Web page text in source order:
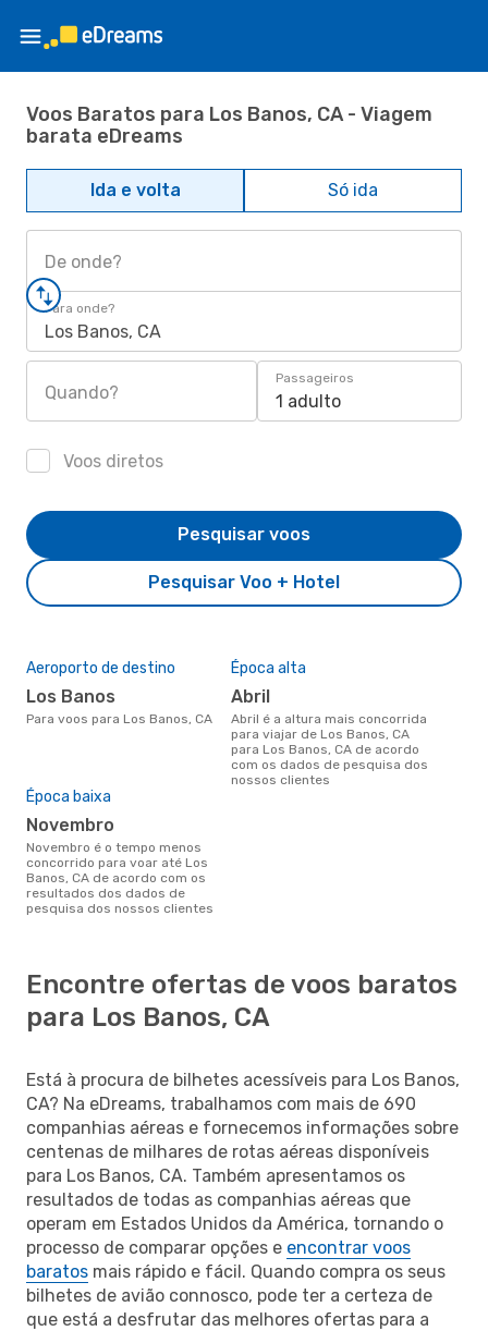
Voos Baratos para Los Banos, CA - Viagem
barata eDreams
Ida e volta Só ida
De onde?
Para onde?
Los Banos, CA
Quando?
Passageiros
1 adulto
Voos diretos
Pesquisar Voo + Hotel
Pesquisar voos
Aeroporto de destino
Los Banos
Para voos para Los Banos, CA
Época alta
abril
abril é a altura mais concorrida
para viajar de Los Banos, CA
para Los Banos, CA de acordo
com os dados de pesquisa dos
nossos clientes
Época baixa
novembro
novembro é o tempo menos
concorrido para voar até Los
Banos, CA de acordo com os
resultados dos dados de
pesquisa dos nossos clientes
Encontre ofertas de voos baratos
para Los Banos, CA
Está à procura de bilhetes acessíveis para Los Banos,
CA? Na eDreams, trabalhamos com mais de 690
companhias aéreas e fornecemos informações sobre
centenas de milhares de rotas aéreas disponíveis
para Los Banos, CA. Também apresentamos os
resultados de todas as companhias aéreas que
operam em Estados Unidos da América, tornando o
processo de comparar opções e encontrar voos
baratos mais rápido e fácil. Quando compra os seus
bilhetes de avião connosco, pode ter a certeza de
que está a desfrutar das melhores ofertas para a